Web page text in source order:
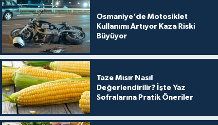
Osmaniye’de Motosiklet
Kullanımı Artıyor Kaza Riski
Büyüyor
Taze Mısır Nasıl
Değerlendirilir? İşte Yaz
Sofralarına Pratik Öneriler